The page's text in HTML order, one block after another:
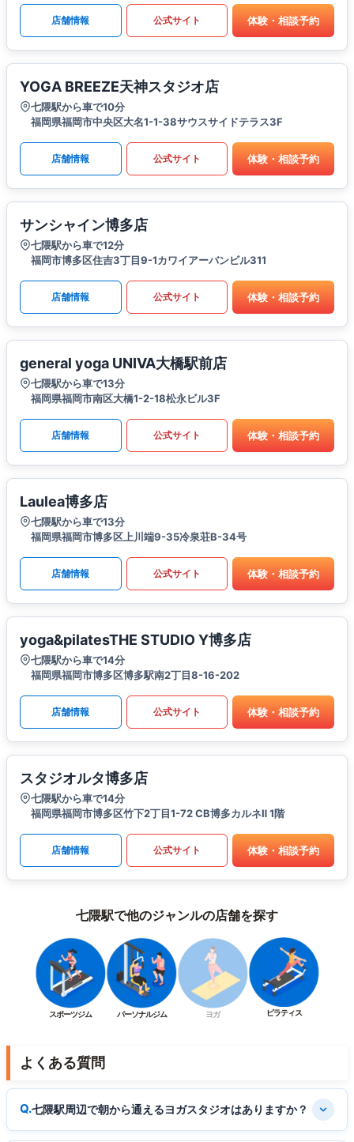
店舗情報 公式サイト 体験・相談予約
YOGA BREEZE天神スタジオ店
七隈駅から車で10分
福岡県福岡市中央区大名1-1-38サウスサイドテラス3F
店舗情報 公式サイト 体験・相談予約
サンシャイン博多店
七隈駅から車で12分
福岡市博多区住吉3丁目9-1カワイアーバンビル311
店舗情報 公式サイト 体験・相談予約
general yoga UNIVA大橋駅前店
七隈駅から車で13分
福岡県福岡市南区大橋1-2-18松永ビル3F
店舗情報 公式サイト 体験・相談予約
Laulea博多店
七隈駅から車で13分
福岡県福岡市博多区上川端9-35冷泉荘B-34号
店舗情報 公式サイト 体験・相談予約
yoga&pilatesTHE STUDIO Y博多店
七隈駅から車で14分
福岡県福岡市博多区博多駅南2丁目8-16-202
店舗情報 公式サイト 体験・相談予約
スタジオルタ博多店
七隈駅から車で14分
福岡県福岡市博多区竹下2丁目1-72 CB博多カルネⅡ 1階
店舗情報 公式サイト 体験・相談予約
七隈駅で他のジャンルの店舗を探す
スポーツジム パーソナルジム ヨガ ピラティス
よくある質問
七隈駅周辺で朝から通えるヨガスタジオはありますか？